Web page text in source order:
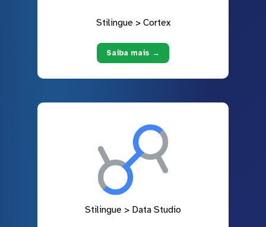
Stilingue > Cortex
Saiba mais →
Stilingue > Data Studio